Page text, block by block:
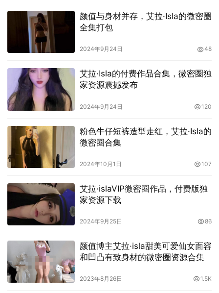
颜值与身材并存，艾拉·Isla的微密圈
全集打包
2024年9月24日 48
艾拉·Isla的付费作品合集，微密圈独
家资源震撼发布
2024年9月24日 120
粉色牛仔短裤造型走红，艾拉·Isla的
微密圈合集
2024年10月1日 107
艾拉·islaVIP微密圈作品，付费版独
家资源下载
2024年9月25日 86
颜值博主艾拉·isla甜美可爱仙女面容
和凹凸有致身材的微密圈资源合集
2023年8月26日 1.5K